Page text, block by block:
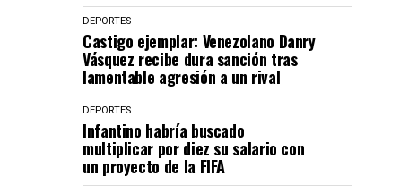
DEPORTES
Castigo ejemplar: Venezolano Danry
Vásquez recibe dura sanción tras
lamentable agresión a un rival
DEPORTES
Infantino habría buscado
multiplicar por diez su salario con
un proyecto de la FIFA